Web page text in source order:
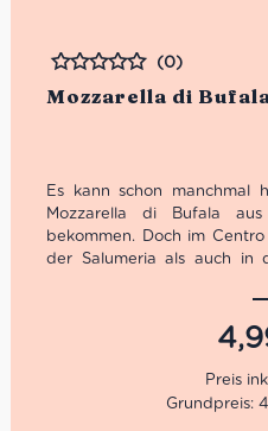
Mozzarella di
Bewertet
(0)
Es kann schon manchmal
Mozzarella di Bufala
bekommen. Doch im
der Salumeria als auch in
Büffelmozzarella finden.
über die Kennzeichnung:
Unsere Lieferanten für
Grundpreis: